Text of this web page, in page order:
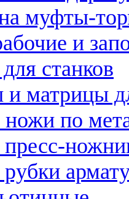
муфты-
и
станков
матрицы
по